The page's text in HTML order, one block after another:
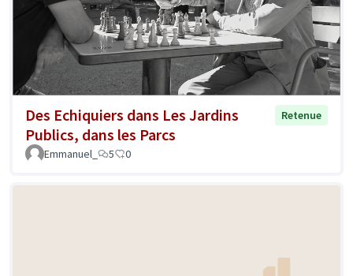
Des Echiquiers dans Les Jardins
Publics, dans les Parcs
Retenue
Emmanuel_ 5 0